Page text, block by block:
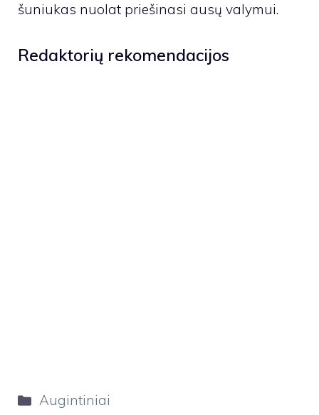
šuniukas nuolat priešinasi ausų valymui.
Redaktorių rekomendacijos
Kategorijos
Augintiniai